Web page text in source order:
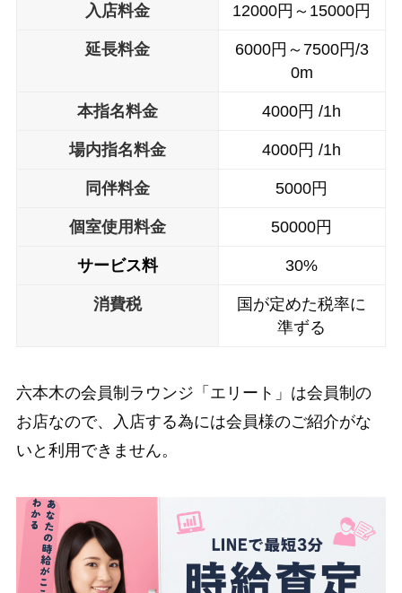
入店料金 12000円～15000円
延長料金
6000円～7500円/3
0m
本指名料金 4000円 /1h
場内指名料金 4000円 /1h
同伴料金 5000円
個室使用料金 50000円
サービス料 30%
消費税
国が定めた税率に
準ずる
六本木の会員制ラウンジ「エリート」は会員制の
お店なので、入店する為には会員様のご紹介がな
いと利用できません。